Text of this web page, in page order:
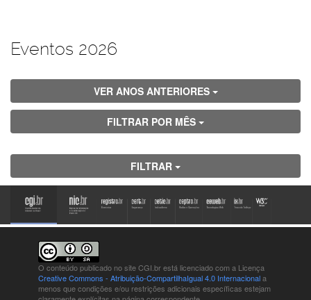
Eventos 2026
VER ANOS ANTERIORES
FILTRAR POR MÊS
FILTRAR
O conteúdo publicado no site CGI.br está licenciado com a Licença
Creative Commons - Atribuição-CompartilhaIgual 4.0 Internacionala
menos que condições e/ou restrições adicionais específicas estejam